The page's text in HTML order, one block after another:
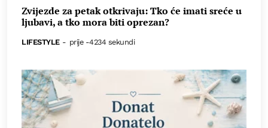
Zvijezde za petak otkrivaju: Tko će imati sreće u
ljubavi, a tko mora biti oprezan?
LIFESTYLE - prije -4234 sekundi